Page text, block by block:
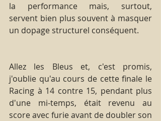
la performance mais, surtout,
servent bien plus souvent à masquer
un dopage structurel conséquent.
Allez les Bleus et, c'est promis,
j'oublie qu'au cours de cette finale le
Racing à 14 contre 15, pendant plus
d'une mi-temps, était revenu au
score avec furie avant de doubler son